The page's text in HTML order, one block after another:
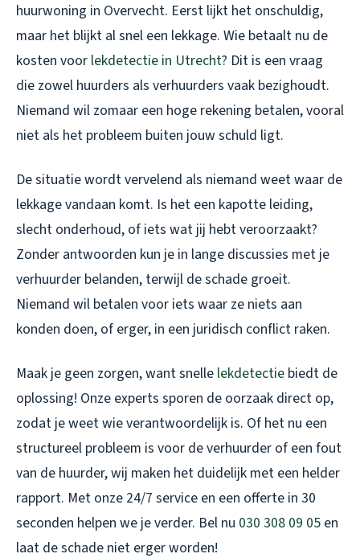
huurwoning in Overvecht. Eerst lijkt het onschuldig,
maar het blijkt al snel een lekkage. Wie betaalt nu de
kosten voor lekdetectie in Utrecht? Dit is een vraag
die zowel huurders als verhuurders vaak bezighoudt.
Niemand wil zomaar een hoge rekening betalen, vooral
niet als het probleem buiten jouw schuld ligt.
De situatie wordt vervelend als niemand weet waar de
lekkage vandaan komt. Is het een kapotte leiding,
slecht onderhoud, of iets wat jij hebt veroorzaakt?
Zonder antwoorden kun je in lange discussies met je
verhuurder belanden, terwijl de schade groeit.
Niemand wil betalen voor iets waar ze niets aan
konden doen, of erger, in een juridisch conflict raken.
Maak je geen zorgen, want snelle lekdetectie biedt de
oplossing! Onze experts sporen de oorzaak direct op,
zodat je weet wie verantwoordelijk is. Of het nu een
structureel probleem is voor de verhuurder of een fout
van de huurder, wij maken het duidelijk met een helder
rapport. Met onze 24/7 service en een offerte in 30
seconden helpen we je verder. Bel nu 030 308 09 05 en
laat de schade niet erger worden!